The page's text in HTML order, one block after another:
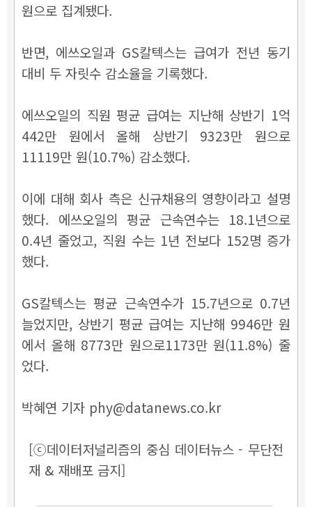
원으로 집계됐다.
반면, 에쓰오일과 GS칼텍스는 급여가 전년 동기
대비 두 자릿수 감소율을 기록했다.
에쓰오일의 직원 평균 급여는 지난해 상반기 1억
442만 원에서 올해 상반기 9323만 원으로
11119만 원(10.7%) 감소했다.
이에 대해 회사 측은 신규채용의 영향이라고 설명
했다. 에쓰오일의 평균 근속연수는 18.1년으로
0.4년 줄었고, 직원 수는 1년 전보다 152명 증가
했다.
GS칼텍스는 평균 근속연수가 15.7년으로 0.7년
늘었지만, 상반기 평균 급여는 지난해 9946만 원
에서 올해 8773만 원으로1173만 원(11.8%) 줄
었다.
박혜연 기자 phy@datanews.co.kr
[ⓒ데이터저널리즘의 중심 데이터뉴스 - 무단전
재 & 재배포 금지]